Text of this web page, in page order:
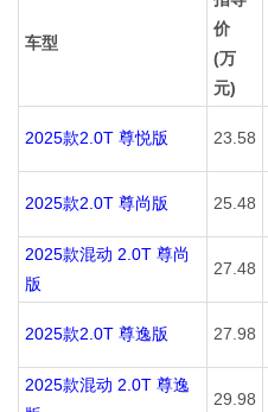
车型
价
(万
元)
2025款2.0T 尊悦版 23.58
2025款2.0T 尊尚版 25.48
2025款混动 2.0T 尊尚
版
27.48
2025款2.0T 尊逸版 27.98
2025款混动 2.0T 尊逸
29.98